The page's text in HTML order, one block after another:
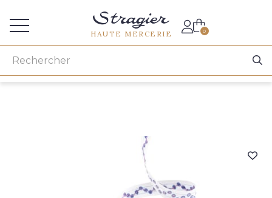
HAUTE MERCERIE 0